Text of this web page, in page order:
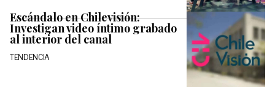
Escándalo en Chilevisión:
Investigan video íntimo grabado
al interior del canal
TENDENCIA